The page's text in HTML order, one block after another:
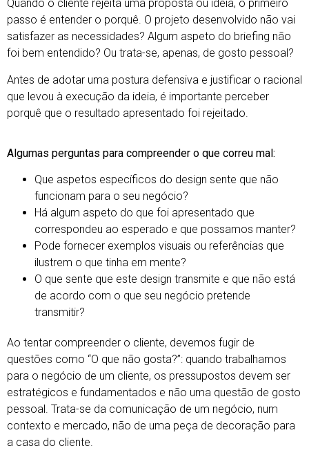
Quando o cliente rejeita uma proposta ou ideia, o primeiro
passo é entender o porquê. O projeto desenvolvido não vai
satisfazer as necessidades? Algum aspeto do briefing não
foi bem entendido? Ou trata-se, apenas, de gosto pessoal?
Antes de adotar uma postura defensiva e justificar o racional
que levou à execução da ideia, é importante perceber
porquê que o resultado apresentado foi rejeitado.
Algumas perguntas para compreender o que correu mal:
Que aspetos específicos do design sente que não
funcionam para o seu negócio?
Há algum aspeto do que foi apresentado que
correspondeu ao esperado e que possamos manter?
Pode fornecer exemplos visuais ou referências que
ilustrem o que tinha em mente?
O que sente que este design transmite e que não está
de acordo com o que seu negócio pretende
transmitir?
Ao tentar compreender o cliente, devemos fugir de
questões como “O que não gosta?”: quando trabalhamos
para o negócio de um cliente, os pressupostos devem ser
estratégicos e fundamentados e não uma questão de gosto
pessoal. Trata-se da comunicação de um negócio, num
contexto e mercado, não de uma peça de decoração para
a casa do cliente.